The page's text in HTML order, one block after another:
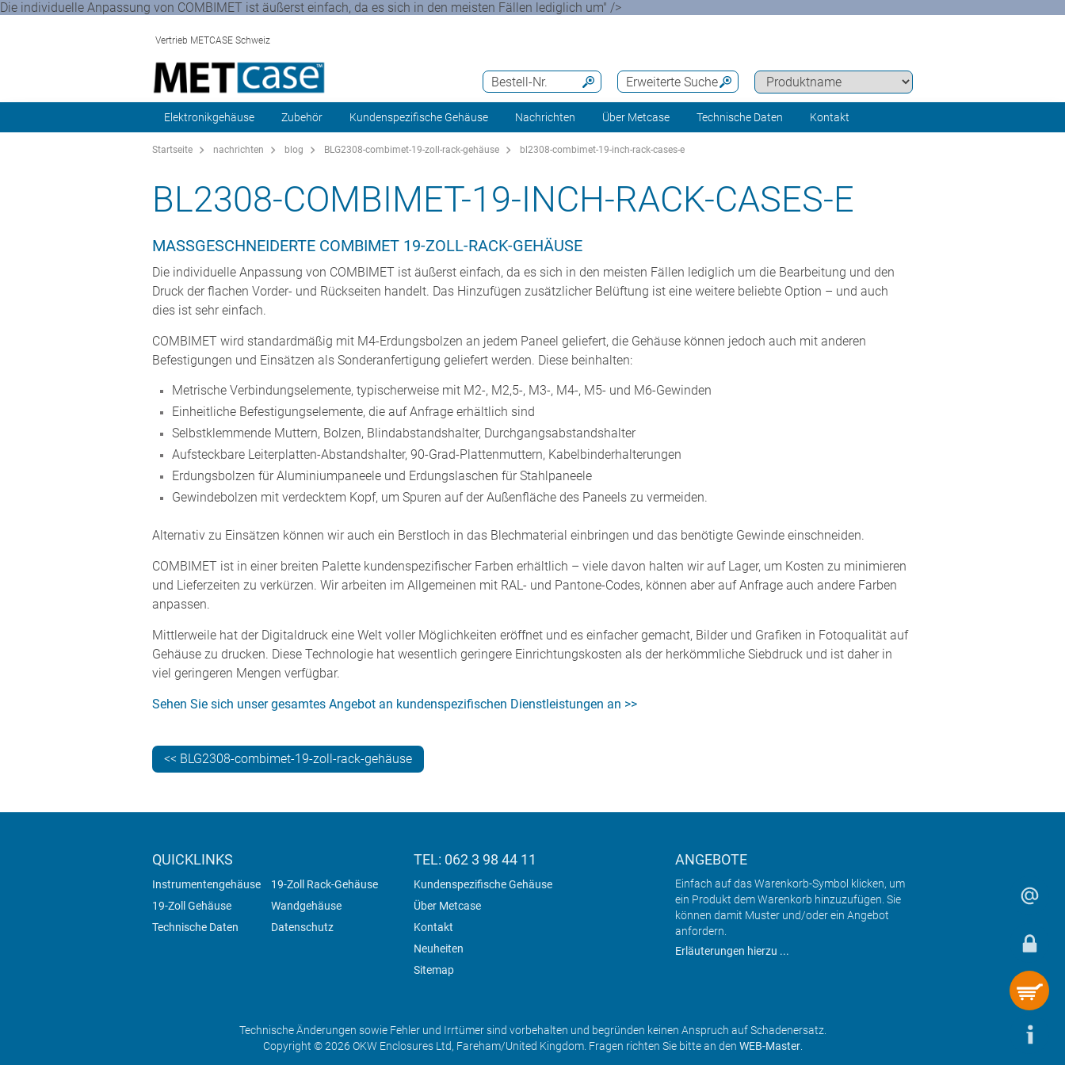
Die individuelle Anpassung von COMBIMET ist äußerst einfach, da es sich in den meisten Fällen lediglich um" />
Vertrieb METCASE Schweiz
Erweiterte Suche
Bestell-Nr.
Elektronikgehäuse Zubehör Kundenspezifische Gehäuse Nachrichten Über Metcase Technische Daten Kontakt
Startseite nachrichten blog BLG2308-combimet-19-zoll-rack-gehäuse bl2308-combimet-19-inch-rack-cases-e
BL2308-COMBIMET-19-INCH-RACK-CASES-E
MASSGESCHNEIDERTE COMBIMET 19-ZOLL-RACK-GEHÄUSE
Die individuelle Anpassung von COMBIMET ist äußerst einfach, da es sich in den meisten Fällen lediglich um die Bearbeitung und den
Druck der flachen Vorder- und Rückseiten handelt. Das Hinzufügen zusätzlicher Belüftung ist eine weitere beliebte Option – und auch
dies ist sehr einfach.
COMBIMET wird standardmäßig mit M4-Erdungsbolzen an jedem Paneel geliefert, die Gehäuse können jedoch auch mit anderen
Befestigungen und Einsätzen als Sonderanfertigung geliefert werden. Diese beinhalten:
Metrische Verbindungselemente, typischerweise mit M2-, M2,5-, M3-, M4-, M5- und M6-Gewinden
Einheitliche Befestigungselemente, die auf Anfrage erhältlich sind
Selbstklemmende Muttern, Bolzen, Blindabstandshalter, Durchgangsabstandshalter
Aufsteckbare Leiterplatten-Abstandshalter, 90-Grad-Plattenmuttern, Kabelbinderhalterungen
Erdungsbolzen für Aluminiumpaneele und Erdungslaschen für Stahlpaneele
Gewindebolzen mit verdecktem Kopf, um Spuren auf der Außenfläche des Paneels zu vermeiden.
Alternativ zu Einsätzen können wir auch ein Berstloch in das Blechmaterial einbringen und das benötigte Gewinde einschneiden.
COMBIMET ist in einer breiten Palette kundenspezifischer Farben erhältlich – viele davon halten wir auf Lager, um Kosten zu minimieren
und Lieferzeiten zu verkürzen. Wir arbeiten im Allgemeinen mit RAL- und Pantone-Codes, können aber auf Anfrage auch andere Farben
anpassen.
Mittlerweile hat der Digitaldruck eine Welt voller Möglichkeiten eröffnet und es einfacher gemacht, Bilder und Grafiken in Fotoqualität auf
Gehäuse zu drucken. Diese Technologie hat wesentlich geringere Einrichtungskosten als der herkömmliche Siebdruck und ist daher in
viel geringeren Mengen verfügbar.
Sehen Sie sich unser gesamtes Angebot an kundenspezifischen Dienstleistungen an >>
<< BLG2308-combimet-19-zoll-rack-gehäuse
QUICKLINKS
Instrumentengehäuse
19-Zoll Rack-Gehäuse
19-Zoll Gehäuse
Wandgehäuse
Technische Daten
Datenschutz
TEL: 062 3 98 44 11
Kundenspezifische Gehäuse
Über Metcase
Kontakt
Neuheiten
Sitemap
ANGEBOTE
Einfach auf das Warenkorb-Symbol klicken, um
ein Produkt dem Warenkorb hinzuzufügen. Sie
können damit Muster und/oder ein Angebot
anfordern.
Erläuterungen hierzu ...
Technische Änderungen sowie Fehler und Irrtümer sind vorbehalten und begründen keinen Anspruch auf Schadenersatz.
Copyright © 2026 OKW Enclosures Ltd, Fareham/United Kingdom. Fragen richten Sie bitte an den WEB-Master.